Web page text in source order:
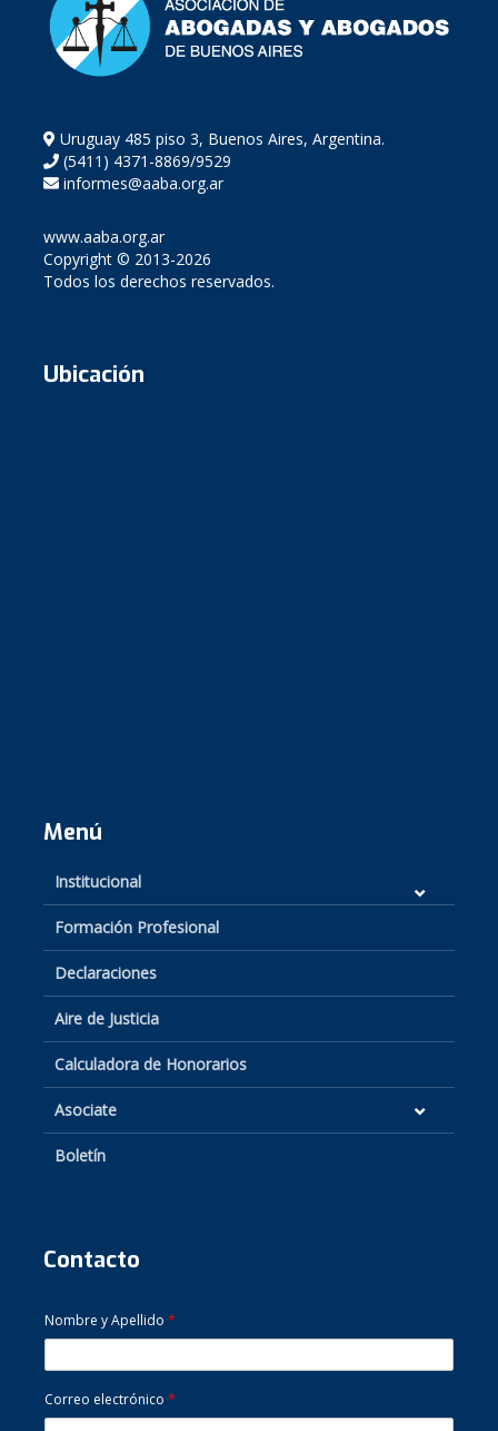
Uruguay 485 piso 3, Buenos Aires, Argentina.
(5411) 4371-8869/9529
informes@aaba.org.ar
www.aaba.org.ar
Copyright © 2013-2026
Todos los derechos reservados.
Ubicación
Menú
Institucional
Formación Profesional
Declaraciones
Aire de Justicia
Calculadora de Honorarios
Asociate
Boletín
Contacto
Nombre y Apellido *
Correo electrónico *